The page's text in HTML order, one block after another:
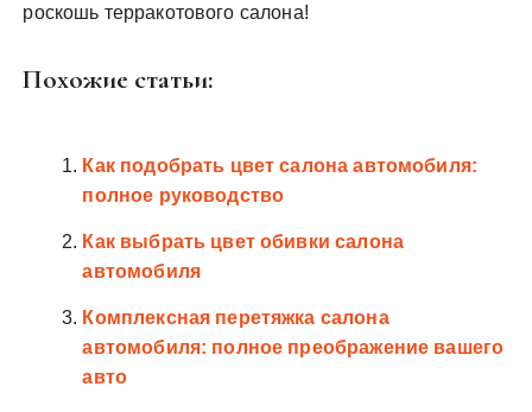
роскошь терракотового салона!
Похожие статьи:
Как подобрать цвет салона автомобиля:
полное руководство
Как выбрать цвет обивки салона
автомобиля
Комплексная перетяжка салона
автомобиля: полное преображение вашего
авто